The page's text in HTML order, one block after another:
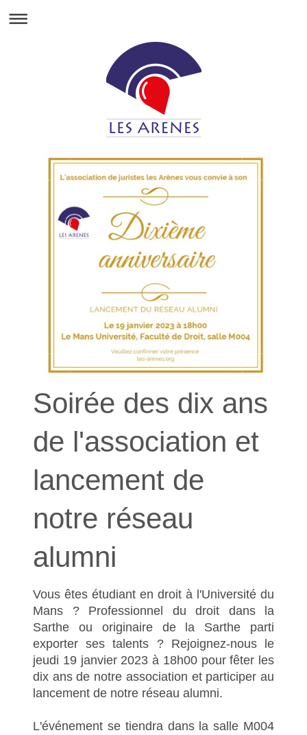
Soirée des dix ans
de l'association et
lancement de
notre réseau
alumni
Vous êtes étudiant en droit à l'Université du
Mans ? Professionnel du droit dans la
Sarthe ou originaire de la Sarthe parti
exporter ses talents ? Rejoignez-nous le
jeudi 19 janvier 2023 à 18h00 pour fêter les
dix ans de notre association et participer au
lancement de notre réseau alumni.
L'événement se tiendra dans la salle M004